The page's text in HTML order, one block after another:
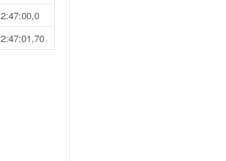
2:47:00,0
2:47:01,70